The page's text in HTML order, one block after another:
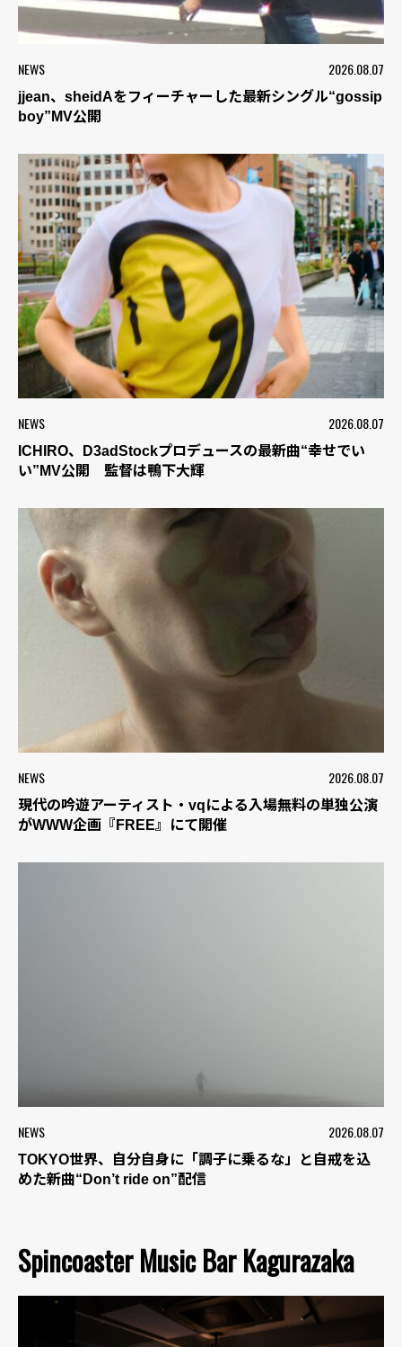
NEWS 2026.08.07
jjean、sheidAをフィーチャーした最新シングル“gossip
boy”MV公開
NEWS 2026.08.07
ICHIRO、D3adStockプロデュースの最新曲“幸せでい
い”MV公開 監督は鴨下大輝
NEWS 2026.08.07
現代の吟遊アーティスト・vqによる入場無料の単独公演
がWWW企画『FREE』にて開催
NEWS 2026.08.07
TOKYO世界、自分自身に「調子に乗るな」と自戒を込
めた新曲“Don’t ride on”配信
Spincoaster Music Bar Kagurazaka